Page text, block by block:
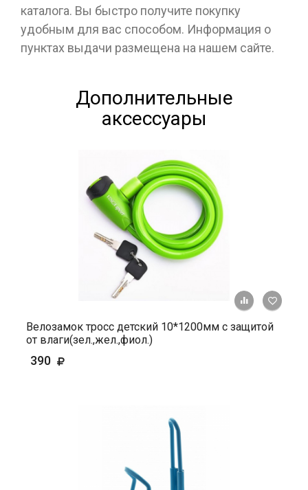
каталога. Вы быстро получите покупку
удобным для вас способом. Информация о
пунктах выдачи размещена на нашем сайте.
Дополнительные
аксессуары
+ К
Велозамок тросс детский 10*1200мм c защитой
от влаги(зел.,жел.,фиол.)
390